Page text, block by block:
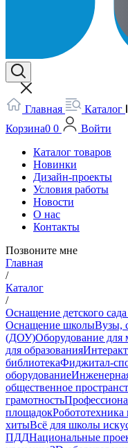
Главная Каталог
Корзина0 0
Войти
Каталог товаров
Новинки
Дизайн-проекты
Условия работы
Новости
О нас
Контакты
Позвоните мне
Главная
/
Каталог
/
Оснащение детского
Оснащение школыВузы,
(ДОУ)Оборудование для
для образования
библиотекаФиджитал-
оборудование
общественное
грамотность
площадокРобототехника
хитыВсё для школы
ПДДНациональные